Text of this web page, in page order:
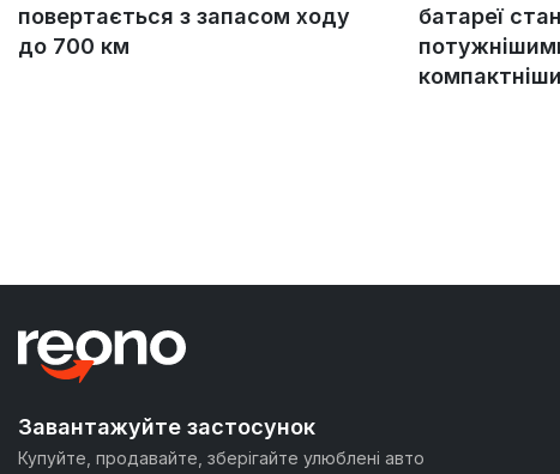
повертається з запасом ходу
до 700 км
батареї
Завантажуйте застосунок
Купуйте, продавайте, зберігайте улюблені авто